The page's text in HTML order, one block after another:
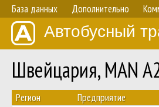
База данных Дополнительно
Автобусный
Швейцария, MAN
Регион Предприятие